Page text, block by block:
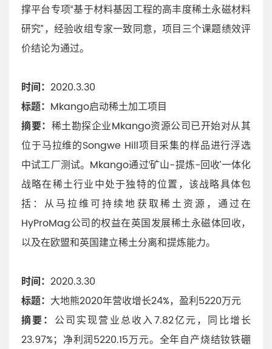
撑平台专项“基于材料基因工程的高丰度稀土永磁材料
研究”，经验收组专家一致同意，项目三个课题绩效评
价结论为通过。
时间： 2020.3.30
标题： Mkango启动稀土加工项目
摘要： 稀土勘探企业Mkango资源公司已开始对从其
位于马拉维的Songwe Hill项目采集的样品进行浮选
中试工厂测试。Mkango通过‘矿山-提炼-回收’一体化
战略在稀土行业中处于独特的位置，该战略具体包
括：从马拉维可持续地获取稀土资源，通过在
HyProMag公司的权益在英国发展稀土永磁体回收，
以及在欧盟和英国建立稀土分离和提炼能力。
时间： 2020.3.30
标题： 大地熊2020年营收增长24%，盈利5220万元
摘要： 公司实现营业总收入7.82亿元，同比增长
23.97%；净利润5220.15万元。全年自产烧结钕铁硼